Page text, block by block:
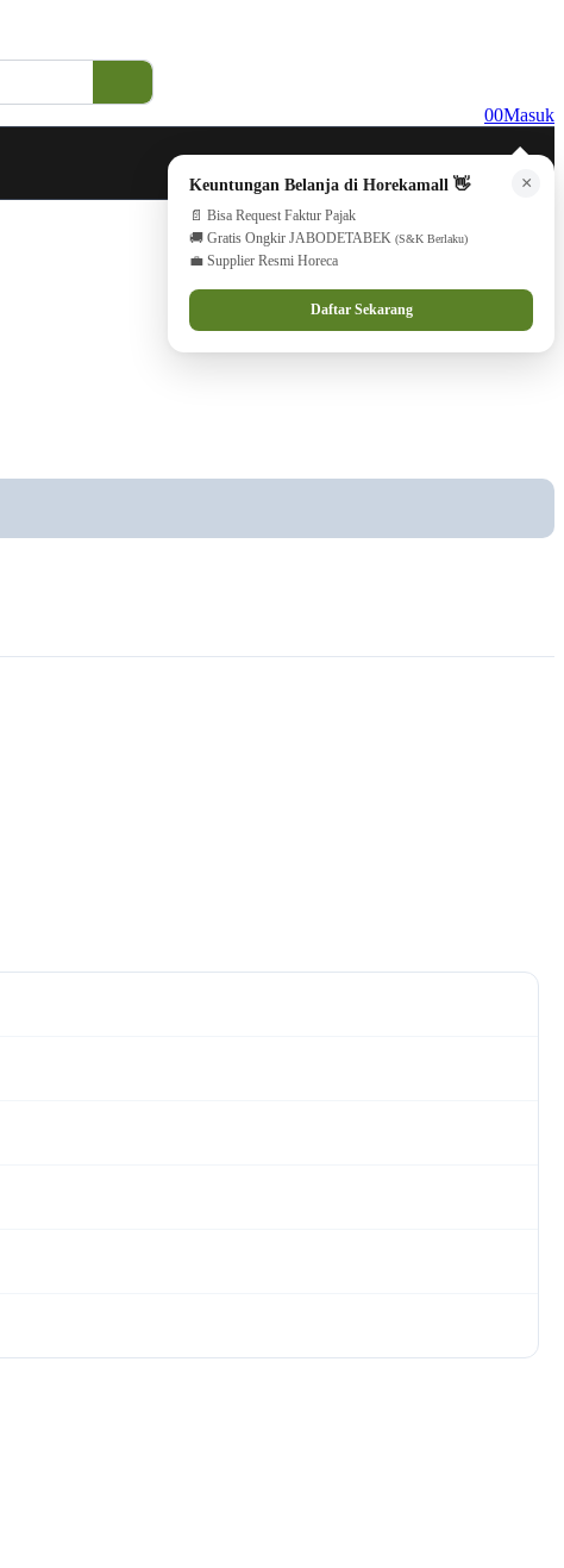
00Masuk
×
Keuntungan Belanja di Horekamall 👋
📄 Bisa Request Faktur Pajak
🚚 Gratis Ongkir JABODETABEK (S&K Berlaku)
💼 Supplier Resmi Horeca
Daftar Sekarang